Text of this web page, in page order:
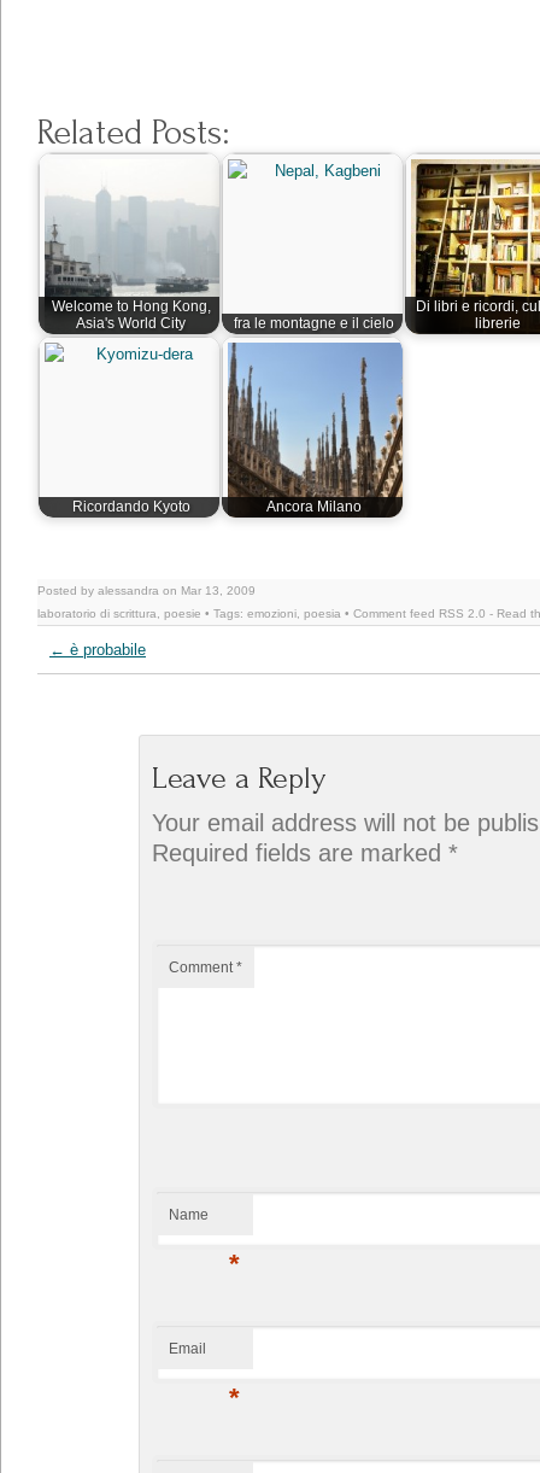
Related Posts:
Welcome to Hong Kong,
Asia's World City
fra le montagne e il cielo
Di libri e ricordi,
librerie
Ricordando Kyoto Ancora Milano
Posted by alessandra on Mar 13, 2009
laboratorio di scrittura
poesie • Tags: emozioni poesia • Comment feed RSS 2.0 - Read
← è probabile
Leave a Reply
Your email address will not be
Required fields are marked *
Comment*
Name
*
Email
*